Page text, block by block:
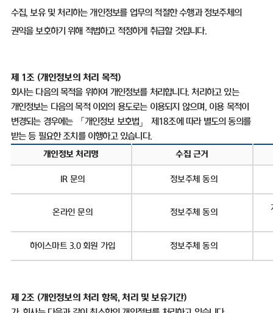
수집, 보유 및 처리하는 개인정보를 업무의 적절한 수행과 정보주체의
권익을 보호하기 위해 적법하고 적정하게 취급할 것입니다.
제 1 조 (개인정보의 처리 목적)
회사는 다음의 목적을 위하여 개인정보를 처리합니다.처리하고 있는
개인정보는 다음의 목적 이외의 용도로는 이용되지 않으며, 이용 목적이
변경되는 경우에는 「개인정보 보호법」 제 18조에 따라 별도의 동의를
받는 등 필요한 조치를 이행하고 있습니다.
개인정보 처리명 수집 근거
IR 문의 정보주체 동의
온라인 문의 정보주체 동의
하이스마트3.0회원 가입 정보주체 동의
제 2조 (개인정보의 처리 항목,처리 및 보유기간)